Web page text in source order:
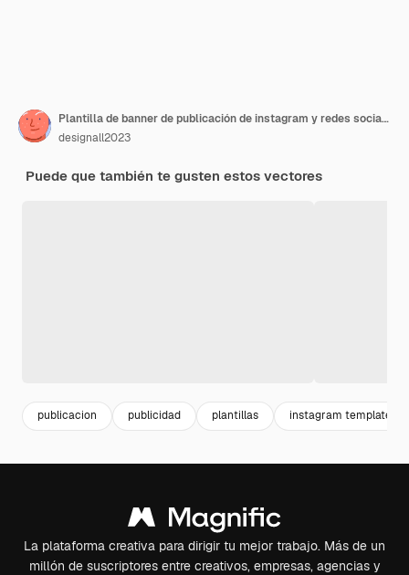
Plantilla de banner de publicación de instagram y redes sociales de venta de muebles o diseño de banner de redes sociales
designall2023
Puede que también te gusten estos vectores
publicacion publicidad plantillas instagram template
La plataforma creativa para dirigir tu mejor trabajo. Más de un
millón de suscriptores entre creativos, empresas, agencias y